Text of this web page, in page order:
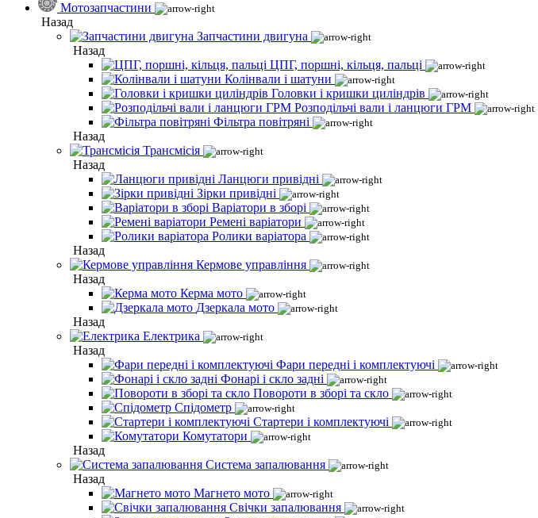
Мотозапчастини
Назад
Запчастини двигуна
Назад
ЦПГ, поршні, кільця, пальці
Колінвали і шатуни
Головки і кришки циліндрів
Розподільчі вали і ланцюги ГРМ
Фільтра повітряні
Назад
Трансмісія
Назад
Ланцюги привідні
Зірки привідні
Варіатори в зборі
Ремені варіатори
Ролики варіатора
Назад
Кермове управління
Назад
Керма мото
Дзеркала мото
Назад
Електрика
Назад
Фари передні і комплектуючі
Фонарі і скло задні
Повороти в зборі та скло
Спідометр
Стартери і комплектуючі
Комутатори
Назад
Система запалювання
Назад
Магнето мото
Свічки запалювання